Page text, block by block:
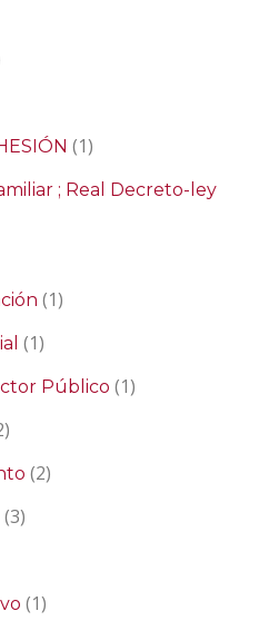
(1)
; Real Decreto-ley
(1)
(1)
Público (1)
(2)
(3)
(1)